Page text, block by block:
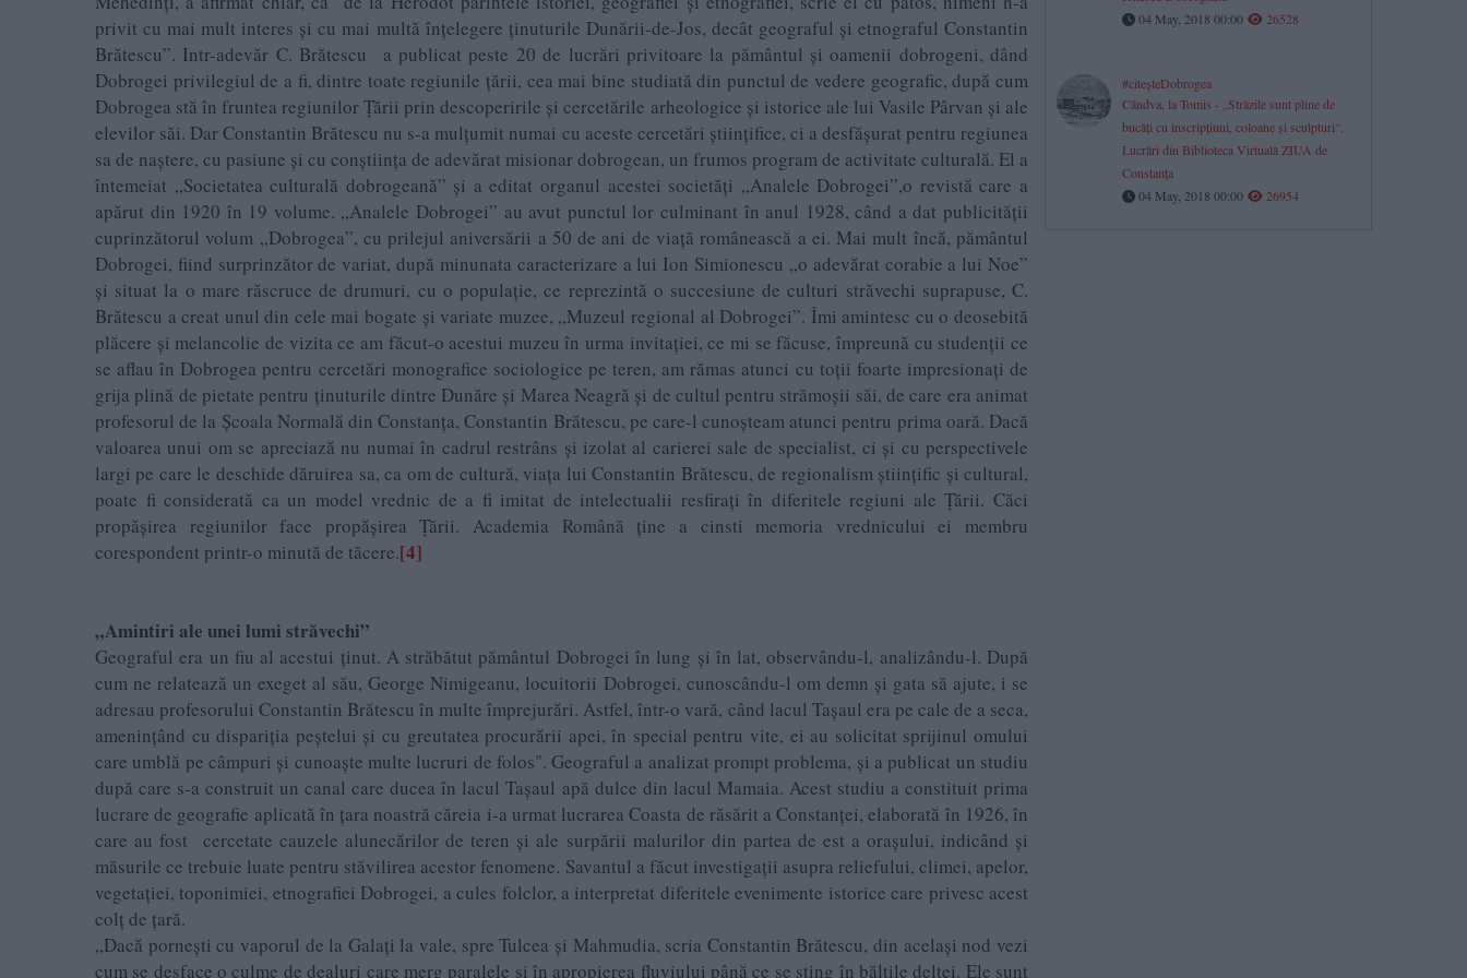
privit cu mai mult interes și cu mai multă înțelegere ținuturile Dunării-de-Jos, decât geograful și etnograful Constantin
Brătescu”. Intr-adevăr C. Brătescu a publicat peste 20 de lucrări privitoare la pământul și oamenii dobrogeni, dând
Dobrogei privilegiul de a fi, dintre toate regiunile țării, cea mai bine studiată din punctul de vedere geografic, după cum
Dobrogea stă în fruntea regiunilor Țării prin descoperirile și cercetările arheologice și istorice ale lui Vasile Pârvan și ale
elevilor săi. Dar Constantin Brătescu nu s-a mulțumit numai cu aceste cercetări științifice, ci a desfășurat pentru regiunea
sa de naștere, cu pasiune și cu conștiința de adevărat misionar dobrogean, un frumos program de activitate culturală. El a
întemeiat „Societatea culturală dobrogeană” și a editat organul acestei societăți „Analele Dobrogei”,o revistă care a
apărut din 1920 în 19 volume. „Analele Dobrogei” au avut punctul lor culminant în anul 1928, când a dat publicității
cuprinzătorul volum „Dobrogea”, cu prilejul aniversării a 50 de ani de viață românească a ei. Mai mult încă, pământul
Dobrogei, fiind surprinzător de variat, după minunata caracterizare a lui Ion Simionescu „o adevărat corabie a lui Noe”
și situat la o mare răscruce de drumuri, cu o populație, ce reprezintă o succesiune de culturi străvechi suprapuse, C.
Brătescu a creat unul din cele mai bogate și variate muzee, „Muzeul regional al Dobrogei”. Îmi amintesc cu o deosebită
plăcere și melancolie de vizita ce am făcut-o acestui muzeu în urma invitației, ce mi se făcuse, împreună cu studenții ce
se aflau în Dobrogea pentru cercetări monografice sociologice pe teren, am rămas atunci cu toții foarte impresionați de
grija plină de pietate pentru ținuturile dintre Dunăre și Marea Neagră și de cultul pentru strămoșii săi, de care era animat
profesorul de la Școala Normală din Constanța, Constantin Brătescu, pe care-l cunoșteam atunci pentru prima oară. Dacă
valoarea unui om se apreciază nu numai în cadrul restrâns și izolat al carierei sale de specialist, ci și cu perspectivele
largi pe care le deschide dăruirea sa, ca om de cultură, viața lui Constantin Brătescu, de regionalism științific și cultural,
poate fi considerată ca un model vrednic de a fi imitat de intelectualii resfirați în diferitele regiuni ale Țării. Căci
propășirea regiunilor face propășirea Țării. Academia Română ține a cinsti memoria vrednicului ei membru
corespondent printr-o minută de tăcere.[4]
„Amintiri ale unei lumi străvechi”
Geograful era un fiu al acestui ținut. A străbătut pământul Dobrogei în lung și în lat, observându-l, analizându-l. După
cum ne relatează un exeget al său, George Nimigeanu, locuitorii Dobrogei, cunoscându-l om demn și gata să ajute, i se
adresau profesorului Constantin Brătescu în multe împrejurări. Astfel, într-o vară, când lacul Tașaul era pe cale de a seca,
amenințând cu dispariția peștelui și cu greutatea procurării apei, în special pentru vite, ei au solicitat sprijinul omului
care umblă pe câmpuri și cunoaște multe lucruri de folos". Geograful a analizat prompt problema, și a publicat un studiu
după care s-a construit un canal care ducea în lacul Tașaul apă dulce din lacul Mamaia. Acest studiu a constituit prima
lucrare de geografie aplicată în țara noastră căreia i-a urmat lucrarea Coasta de răsărit a Constanței, elaborată în 1926, în
care au fost cercetate cauzele alunecărilor de teren și ale surpării malurilor din partea de est a orașului, indicând și
măsurile ce trebuie luate pentru stăvilirea acestor fenomene. Savantul a făcut investigații asupra reliefului, climei, apelor,
vegetației, toponimiei, etnografiei Dobrogei, a cules folclor, a interpretat diferitele evenimente istorice care privesc acest
colț de țară.
„Dacă pornești cu vaporul de la Galați la vale, spre Tulcea și Mahmudia, scria Constantin Brătescu, din același nod vezi
cum se desface o culme de dealuri care merg paralele și în apropierea fluviului până ce se sting în bălțile deltei. Ele sunt
04 May, 2018 00:00
26528
#citeşteDobrogea
Cândva, la Tomis - „Străzile sunt pline de
bucăţi cu inscripţiuni, coloane şi sculpturi“.
Lucrări din Biblioteca Virtuală ZIUA de
Constanţa
04 May, 2018 00:00
26954